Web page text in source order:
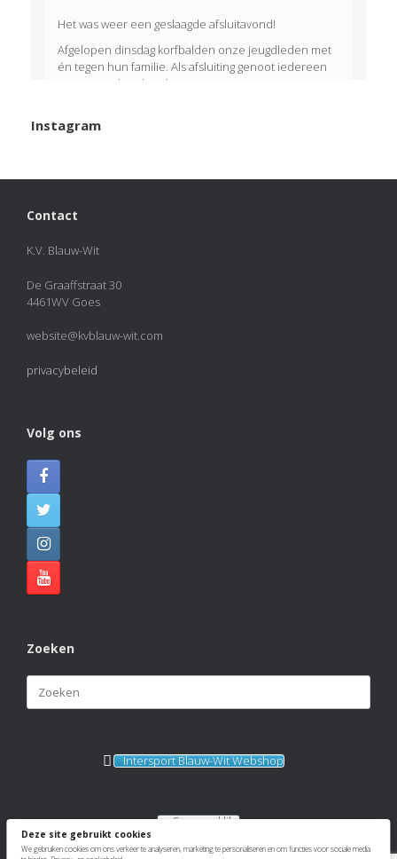
Het was weer een geslaagde afsluitavond!
Afgelopen dinsdag korfbalden onze jeugdleden met
én tegen hun familie. Als afsluiting genoot iedereen
van een welverdiend ijsje!
2 months ago
Photos from KVBlauw-wit's post
2 months ago
KAMPIOENEN! 🏆🏆🏆
Instagram
Contact
K.V. Blauw-Wit
De Graaffstraat 30
4461WV Goes
website@kvblauw-wit.com
privacybeleid
Volg ons
Zoeken
Zoeken
naar:
Intersport Blauw-Wit Webshop
Sponsorkliks
Deze site gebruikt cookies
We gebruiken cookies om ons verkeer te analyseren, marketing te personaliseren en om functies voor sociale media